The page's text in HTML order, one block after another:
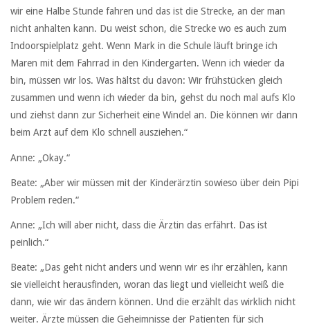
wir eine Halbe Stunde fahren und das ist die Strecke, an der man
nicht anhalten kann. Du weist schon, die Strecke wo es auch zum
Indoorspielplatz geht. Wenn Mark in die Schule läuft bringe ich
Maren mit dem Fahrrad in den Kindergarten. Wenn ich wieder da
bin, müssen wir los. Was hältst du davon: Wir frühstücken gleich
zusammen und wenn ich wieder da bin, gehst du noch mal aufs Klo
und ziehst dann zur Sicherheit eine Windel an. Die können wir dann
beim Arzt auf dem Klo schnell ausziehen.“
Anne: „Okay.“
Beate: „Aber wir müssen mit der Kinderärztin sowieso über dein Pipi
Problem reden.“
Anne: „Ich will aber nicht, dass die Ärztin das erfährt. Das ist
peinlich.“
Beate: „Das geht nicht anders und wenn wir es ihr erzählen, kann
sie vielleicht herausfinden, woran das liegt und vielleicht weiß die
dann, wie wir das ändern können. Und die erzählt das wirklich nicht
weiter. Ärzte müssen die Geheimnisse der Patienten für sich